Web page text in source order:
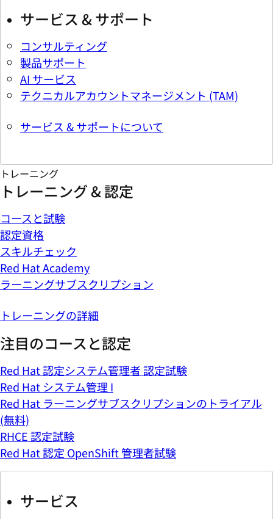
サービス & サポート
コンサルティング
製品サポート
AI サービス
テクニカルアカウントマネージメント (TAM)
サービス & サポートについて
トレーニング
トレーニング & 認定
コースと試験
認定資格
スキルチェック
Red Hat Academy
ラーニングサブスクリプション
トレーニングの詳細
注目のコースと認定
Red Hat 認定システム管理者 認定試験
Red Hat システム管理 I
Red Hat ラーニングサブスクリプションのトライアル
(無料)
RHCE 認定試験
Red Hat 認定 OpenShift 管理者試験
サービス